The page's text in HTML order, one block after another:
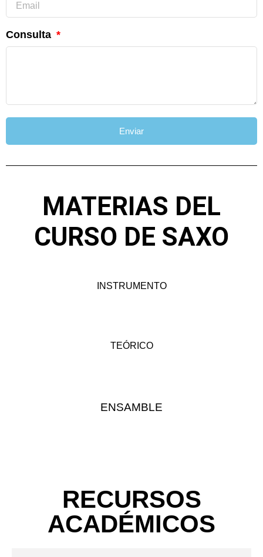
Consulta
Enviar
MATERIAS DEL
CURSO DE SAXO
INSTRUMENTO
TEÓRICO
ENSAMBLE
RECURSOS
ACADÉMICOS